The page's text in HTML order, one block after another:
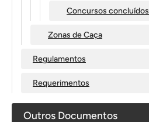
Concursos concluídos
Zonas de Caça
Regulamentos
Requerimentos
Outros Documentos